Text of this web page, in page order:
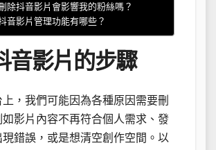
除抖音影片會影響我的粉絲嗎？
音影片管理功能有哪些？
音影片的步驟
，我們可能因為各種原因需要刪
如影片內容不再符合個人需求、發
錯誤，或是想清空創作空間。以